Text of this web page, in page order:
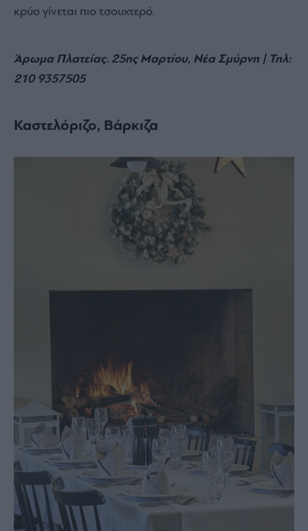
κρύο γίνεται πιο τσουχτερό.
Άρωμα Πλατείας. 25ης Μαρτίου, Νέα Σμύρνη | Τηλ:
210 9357505
Καστελόριζο, Βάρκιζα